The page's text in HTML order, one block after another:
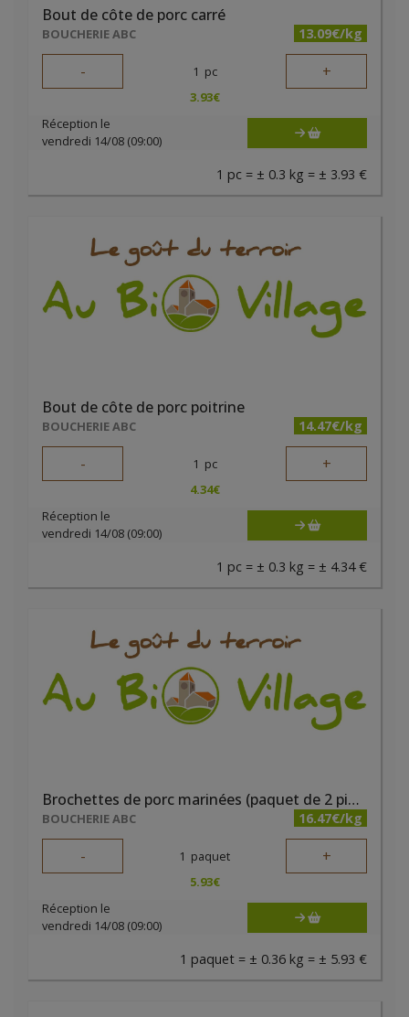
Bout de côte de porc carré
BOUCHERIE ABC 13.09€/kg
- 1 pc +
3.93€
Réception le
vendredi 14/08 (09:00)
1 pc = ± 0.3 kg = ± 3.93 €
Bout de côte de porc poitrine
BOUCHERIE ABC 14.47€/kg
- 1 pc +
4.34€
Réception le
vendredi 14/08 (09:00)
1 pc = ± 0.3 kg = ± 4.34 €
Brochettes de porc marinées (paquet de 2 pièces)
BOUCHERIE ABC 16.47€/kg
- 1 paquet +
5.93€
Réception le
vendredi 14/08 (09:00)
1 paquet = ± 0.36 kg = ± 5.93 €